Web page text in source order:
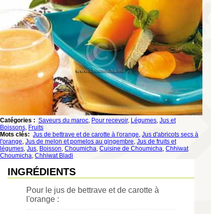
Catégories : Saveurs du maroc, Pour recevoir, Légumes, Jus et
Boissons, Fruits
Mots clés: Jus de bettrave et de carotte à l'orange, Jus d'abricots secs à
l'orange, Jus de melon et pomelos au gingembre, Jus de fruits et
légumes, Jus, Boisson, Choumicha, Cuisine de Choumicha, Chhiwat
Choumicha, Chhiwat Bladi
INGRÉDIENTS
Pour le jus de bettrave et de carotte à
l'orange :